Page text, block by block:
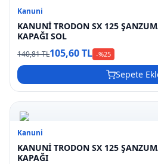
Kanuni
KANUNİ TRODON SX 125
KAPAĞI SOL
140,81 TL105,60 TL -%25
Sepete
Kanuni
KANUNİ TRODON SX 125
KAPAĞI